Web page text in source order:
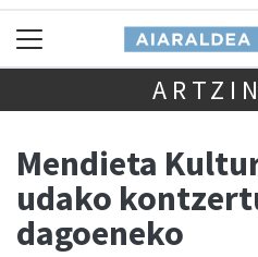
Mendieta
udako
dagoeneko